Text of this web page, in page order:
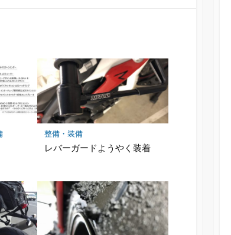
整備・装備
レバーガードようやく装着